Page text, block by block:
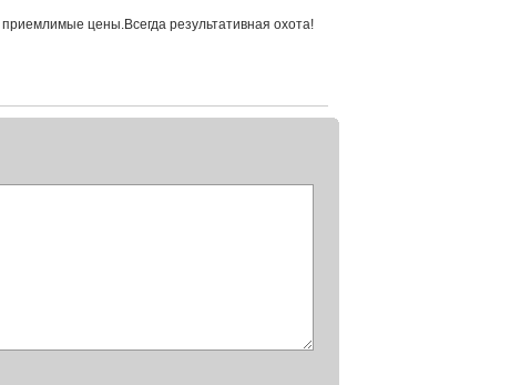
цены.Всегда результативная охота!